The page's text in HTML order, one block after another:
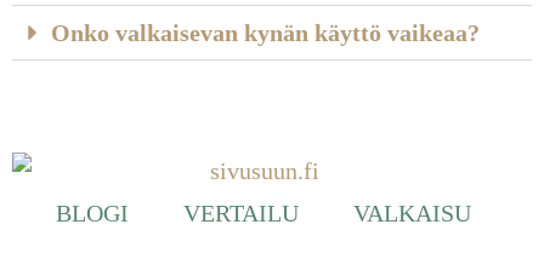
Onko valkaisevan kynän käyttö vaikeaa?
BLOGI VERTAILU VALKAISU